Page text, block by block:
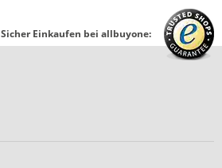
Sicher Einkaufen bei allbuyone: